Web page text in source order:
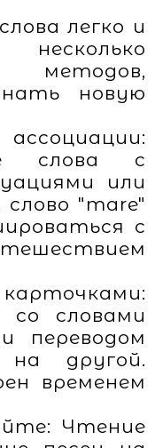
легко и
новую
слова с
или
"mare"
с
со словами
переводом
на другой.
временем
Чтение